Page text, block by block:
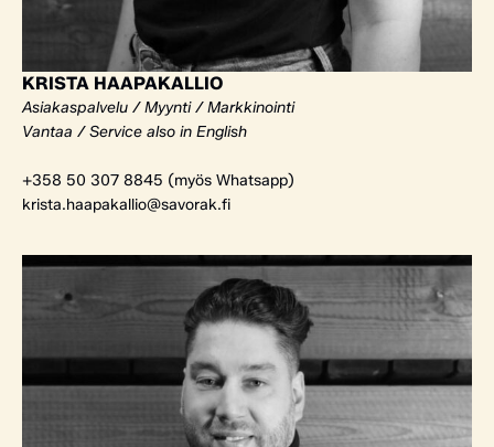
KRISTA HAAPAKALLIO
Asiakaspalvelu / Myynti / Markkinointi
Vantaa / Service also in English
+358 50 307 8845 (myös Whatsapp)
krista.haapakallio@savorak.fi